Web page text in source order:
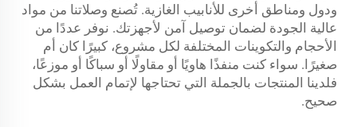
ودول ومناطق أخرى للأنابيب الغازية. تُصنع وصلاتنا من مواد
عالية الجودة لضمان توصيل آمن لأجهزتك. نوفر عددًا من
الأحجام والتكوينات المختلفة لكل مشروع، كبيرًا كان أم
صغيرًا. سواء كنت منفذًا هاويًا أو مقاولًا أو سباكًا أو موزعًا،
فلدينا المنتجات بالجملة التي تحتاجها لإتمام العمل بشكل
صحيح.